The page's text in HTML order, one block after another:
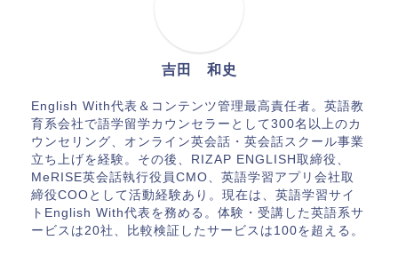
吉田 和史
English With代表＆コンテンツ管理最高責任者。英語教
育系会社で語学留学カウンセラーとして300名以上のカ
ウンセリング、オンライン英会話・英会話スクール事業
立ち上げを経験。その後、RIZAP ENGLISH取締役、
MeRISE英会話執行役員CMO、英語学習アプリ会社取
締役COOとして活動経験あり。現在は、英語学習サイ
トEnglish With代表を務める。体験・受講した英語系サ
ービスは20社、比較検証したサービスは100を超える。